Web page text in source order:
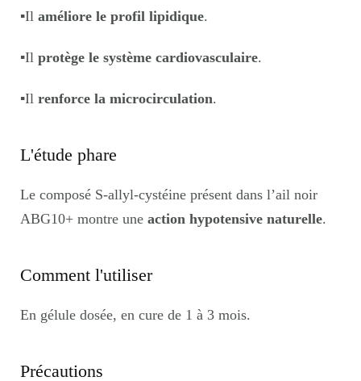
▪️Il améliore le profil lipidique.
▪️Il protège le système cardiovasculaire.
▪️Il renforce la microcirculation.
L'étude phare
Le composé S-allyl-cystéine présent dans l’ail noir
ABG10+ montre une action hypotensive naturelle.
Comment l'utiliser
En gélule dosée, en cure de 1 à 3 mois.
Précautions